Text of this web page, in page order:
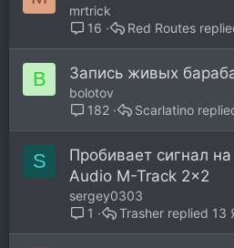
mrtrick
16
Red Routes
B Запись живых
bolotov
182
Scarlatino
S
Пробивает сигнал
Audio M-Track 2x2
sergey0303
1
13
Trasher